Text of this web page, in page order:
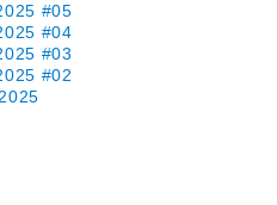
#05
#04
#03
#02